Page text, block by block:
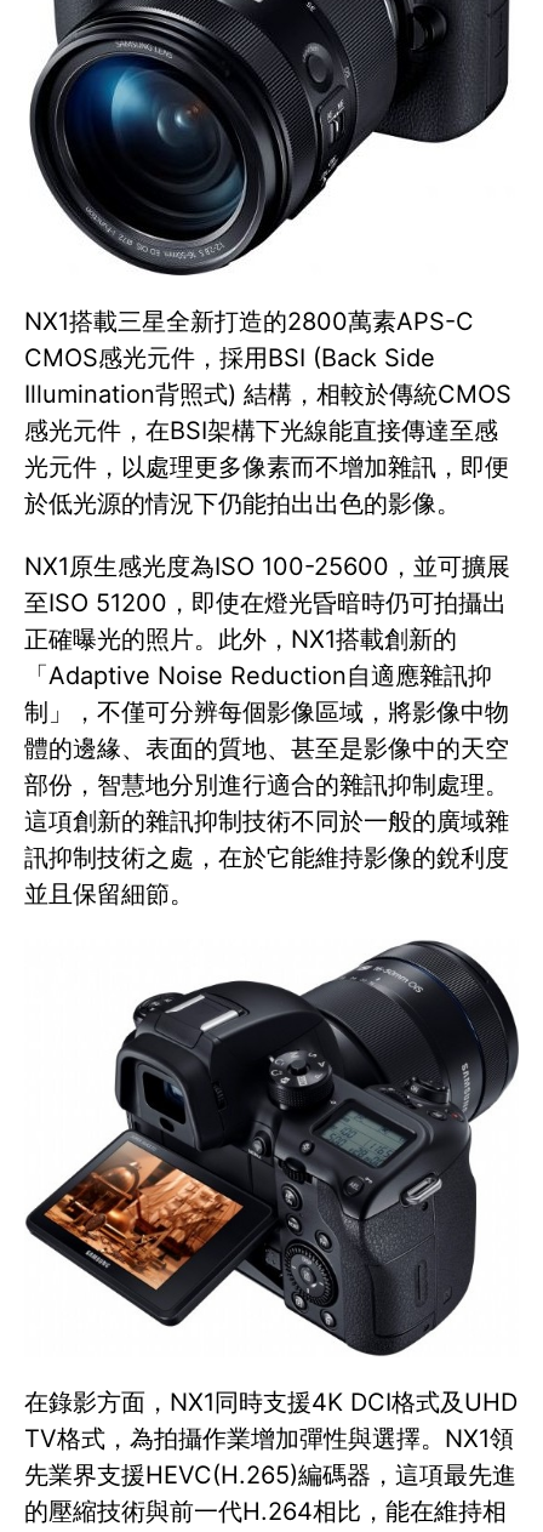
NX1搭載三星全新打造的2800萬素APS-C
CMOS感光元件，採用BSI (Back Side
Illumination背照式) 結構，相較於傳統CMOS
感光元件，在BSI架構下光線能直接傳達至感
光元件，以處理更多像素而不增加雜訊，即便
於低光源的情況下仍能拍出出色的影像。
NX1原生感光度為ISO 100-25600，並可擴展
至ISO 51200，即使在燈光昏暗時仍可拍攝出
正確曝光的照片。此外，NX1搭載創新的
「Adaptive Noise Reduction自適應雜訊抑
制」，不僅可分辨每個影像區域，將影像中物
體的邊緣、表面的質地、甚至是影像中的天空
部份，智慧地分別進行適合的雜訊抑制處理。
這項創新的雜訊抑制技術不同於一般的廣域雜
訊抑制技術之處，在於它能維持影像的銳利度
並且保留細節。
在錄影方面，NX1同時支援4K DCI格式及UHD
TV格式，為拍攝作業增加彈性與選擇。NX1領
先業界支援HEVC(H.265)編碼器，這項最先進
的壓縮技術與前一代H.264相比，能在維持相